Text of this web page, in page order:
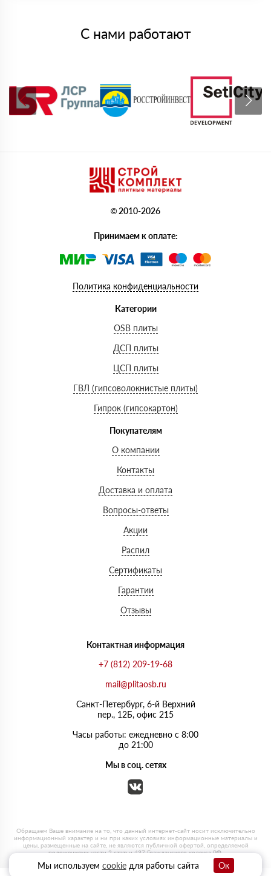
С нами работают
© 2010-2026
Принимаем к оплате:
Политика конфиденциальности
Категории
OSB плиты
ДСП плиты
ЦСП плиты
ГВЛ (гипсоволокнистые плиты)
Гипрок (гипсокартон)
Покупателям
О компании
Контакты
Доставка и оплата
Вопросы-ответы
Акции
Распил
Сертификаты
Гарантии
Отзывы
Контактная информация
+7 (812) 209-19-68
mail@plitaosb.ru
Санкт-Петербург, 6-й Верхний
пер., 12Б, офис 215
Часы работы: ежедневно с 8:00
до 21:00
Мы в соц. сетях
Мы используем cookieдля работы сайта Ок